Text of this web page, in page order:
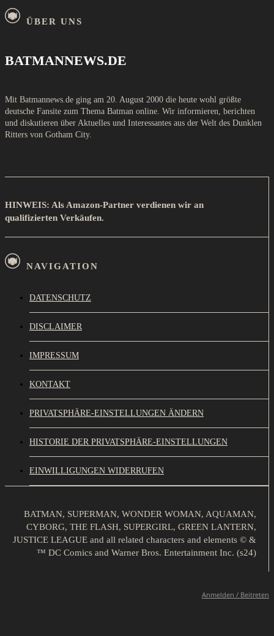
ÜBER UNS
BATMANNEWS.DE
Mit Batmannews.de ging am 20. August 2000 die heute wohl größte
deutsche Fansite zum Thema Batman online. Wir informieren, berichten
und diskutieren über Aktuelles und Interessantes aus der Welt des Dunklen
Ritters von Gotham City.
HINWEIS: Als Amazon-Partner verdienen wir an
qualifizierten Verkäufen.
NAVIGATION
DATENSCHUTZ
DISCLAIMER
IMPRESSUM
KONTAKT
PRIVATSPHÄRE-EINSTELLUNGEN ÄNDERN
HISTORIE DER PRIVATSPHÄRE-EINSTELLUNGEN
EINWILLIGUNGEN WIDERRUFEN
BATMAN, SUPERMAN, WONDER WOMAN, AQUAMAN,
CYBORG, THE FLASH, SUPERGIRL, GREEN LANTERN,
JUSTICE LEAGUE and all related characters and elements © &
™ DC Comics and Warner Bros. Entertainment Inc. (s24)
Anmelden / Beitreten